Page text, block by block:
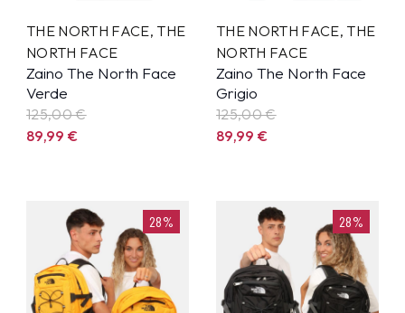
THE NORTH FACE, THE
NORTH FACE
Zaino The North Face
Verde
125,00 €
89,99€
THE NORTH FACE, THE
NORTH FACE
Zaino The North Face
Grigio
125,00 €
89,99€
28% 28%